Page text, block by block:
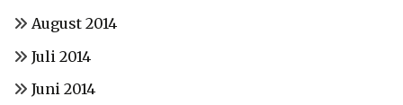
August 2014
Juli 2014
Juni 2014